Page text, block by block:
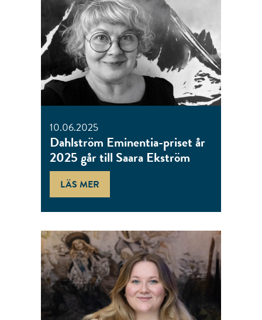
10.06.2025
Dahlström Eminentia-priset år
2025 går till Saara Ekström
LÄS MER